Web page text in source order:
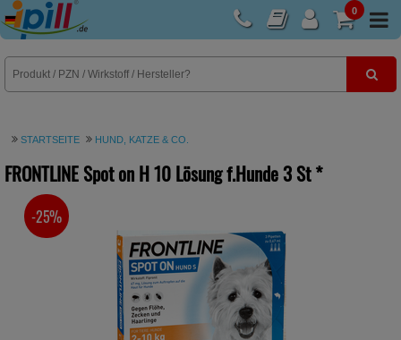
0
E-Rezept
STARTSEITE HUND, KATZE & CO.
FRONTLINE Spot on H 10 Lösung f.Hunde3 St*
SIE SPAREN
-25%